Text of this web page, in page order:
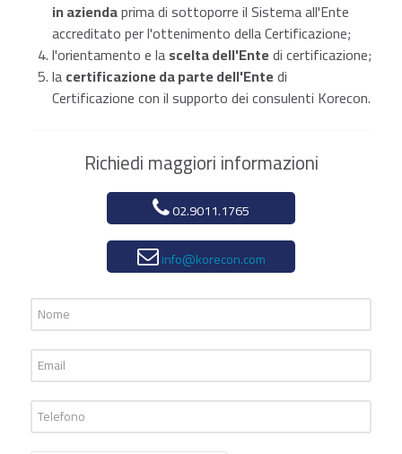
in aziendaprima di sottoporre il Sistema all'Ente
accreditato per l'ottenimento della Certificazione;
l'orientamento e lascelta dell'Entedi certificazione;
lacertificazione da parte dell'Entedi
Certificazione con il supporto dei consulenti Korecon.
Richiedi maggiori informazioni
02.9011.1765
info@korecon.com